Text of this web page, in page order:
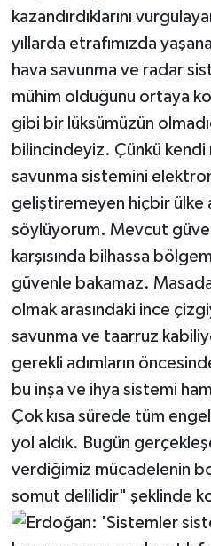
kazandırdıklarını
yıllarda etrafımızda
hava savunma ve radar
mühim olduğunu ortaya
gibi bir lüksümüzün
bilincindeyiz. Çünkü kendi
savunma sistemini
geliştiremeyen hiçbir ülke
söylüyorum. Mevcut
karşısında bilhassa
güvenle bakamaz.
olmak arasındaki ince
savunma ve taarruz
gerekli adımların
bu inşa ve ihya sistemi
Çok kısa sürede tüm
yol aldık. Bugün
verdiğimiz mücadelenin
somut delilidir" şeklinde